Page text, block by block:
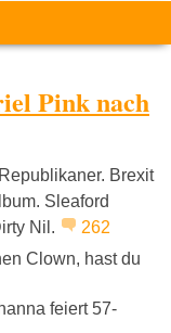
Beach
Pink nach
Brexit
Sleaford
Nil.
262
Clown, hast du
feiert 57-